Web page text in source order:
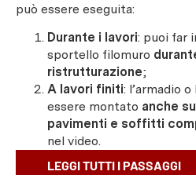
può essere eseguita:
Durante i lavori: puoi far
sportello filomuro
ristrutturazione;
A lavori finiti: l’armadio
essere montato anche
pavimenti e soffitti
nel video.
LEGGI TUTTI I PASSAGGI